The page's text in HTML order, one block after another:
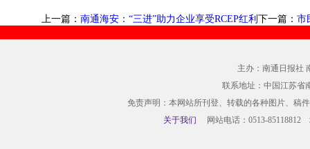
上一篇： 南通海安：“三进”助力企业享受RCEP红利 下一篇： 市
主办：南通日报社
联系地址：中国江苏省
免责声明：本网站所刊登、转载的各种图片、稿
关于我们 网站电话：0513-85118812